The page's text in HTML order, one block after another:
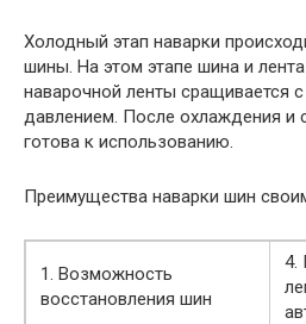
Холодный этап наварки
шины. На этом этапе шина и
наварочной ленты сращивается
давлением. После охлаждения и
готова к использованию.
Преимущества наварки шин
1. Возможность
восстановления шин
4.